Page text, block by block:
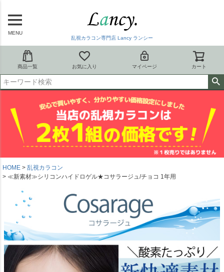
MENU
乱視カラコン専門店 Lancy ランシー
商品一覧 お気に入り マイページ カート
HOME
乱視カラコン
≪新素材≫シリコンハイドロゲル★コサラージュ/チョコ 1年用